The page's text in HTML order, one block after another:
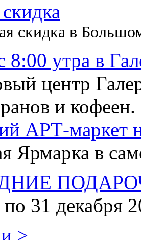
скидка в
8:00 утра в
центр
и кофеен.
АРТ-маркет
Ярмарка в
31 декабря
>